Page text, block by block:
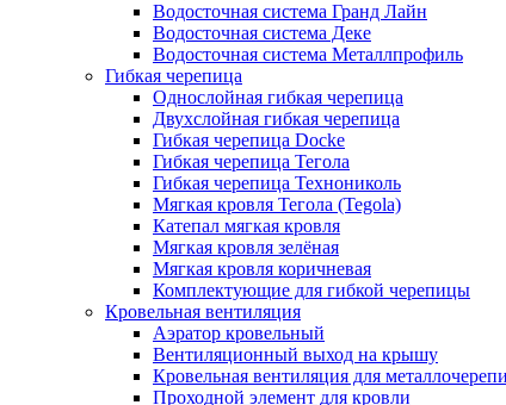
Водосточная система Гранд Лайн
Водосточная система Деке
Водосточная система Металлпрофиль
Гибкая черепица
Однослойная гибкая черепица
Двухслойная гибкая черепица
Гибкая черепица Docke
Гибкая черепица Тегола
Гибкая черепица Технониколь
Мягкая кровля Тегола (Tegola)
Катепал мягкая кровля
Мягкая кровля зелёная
Мягкая кровля коричневая
Комплектующие для гибкой черепицы
Кровельная вентиляция
Аэратор кровельный
Вентиляционный выход на крышу
Кровельная вентиляция для
Проходной элемент для кровли